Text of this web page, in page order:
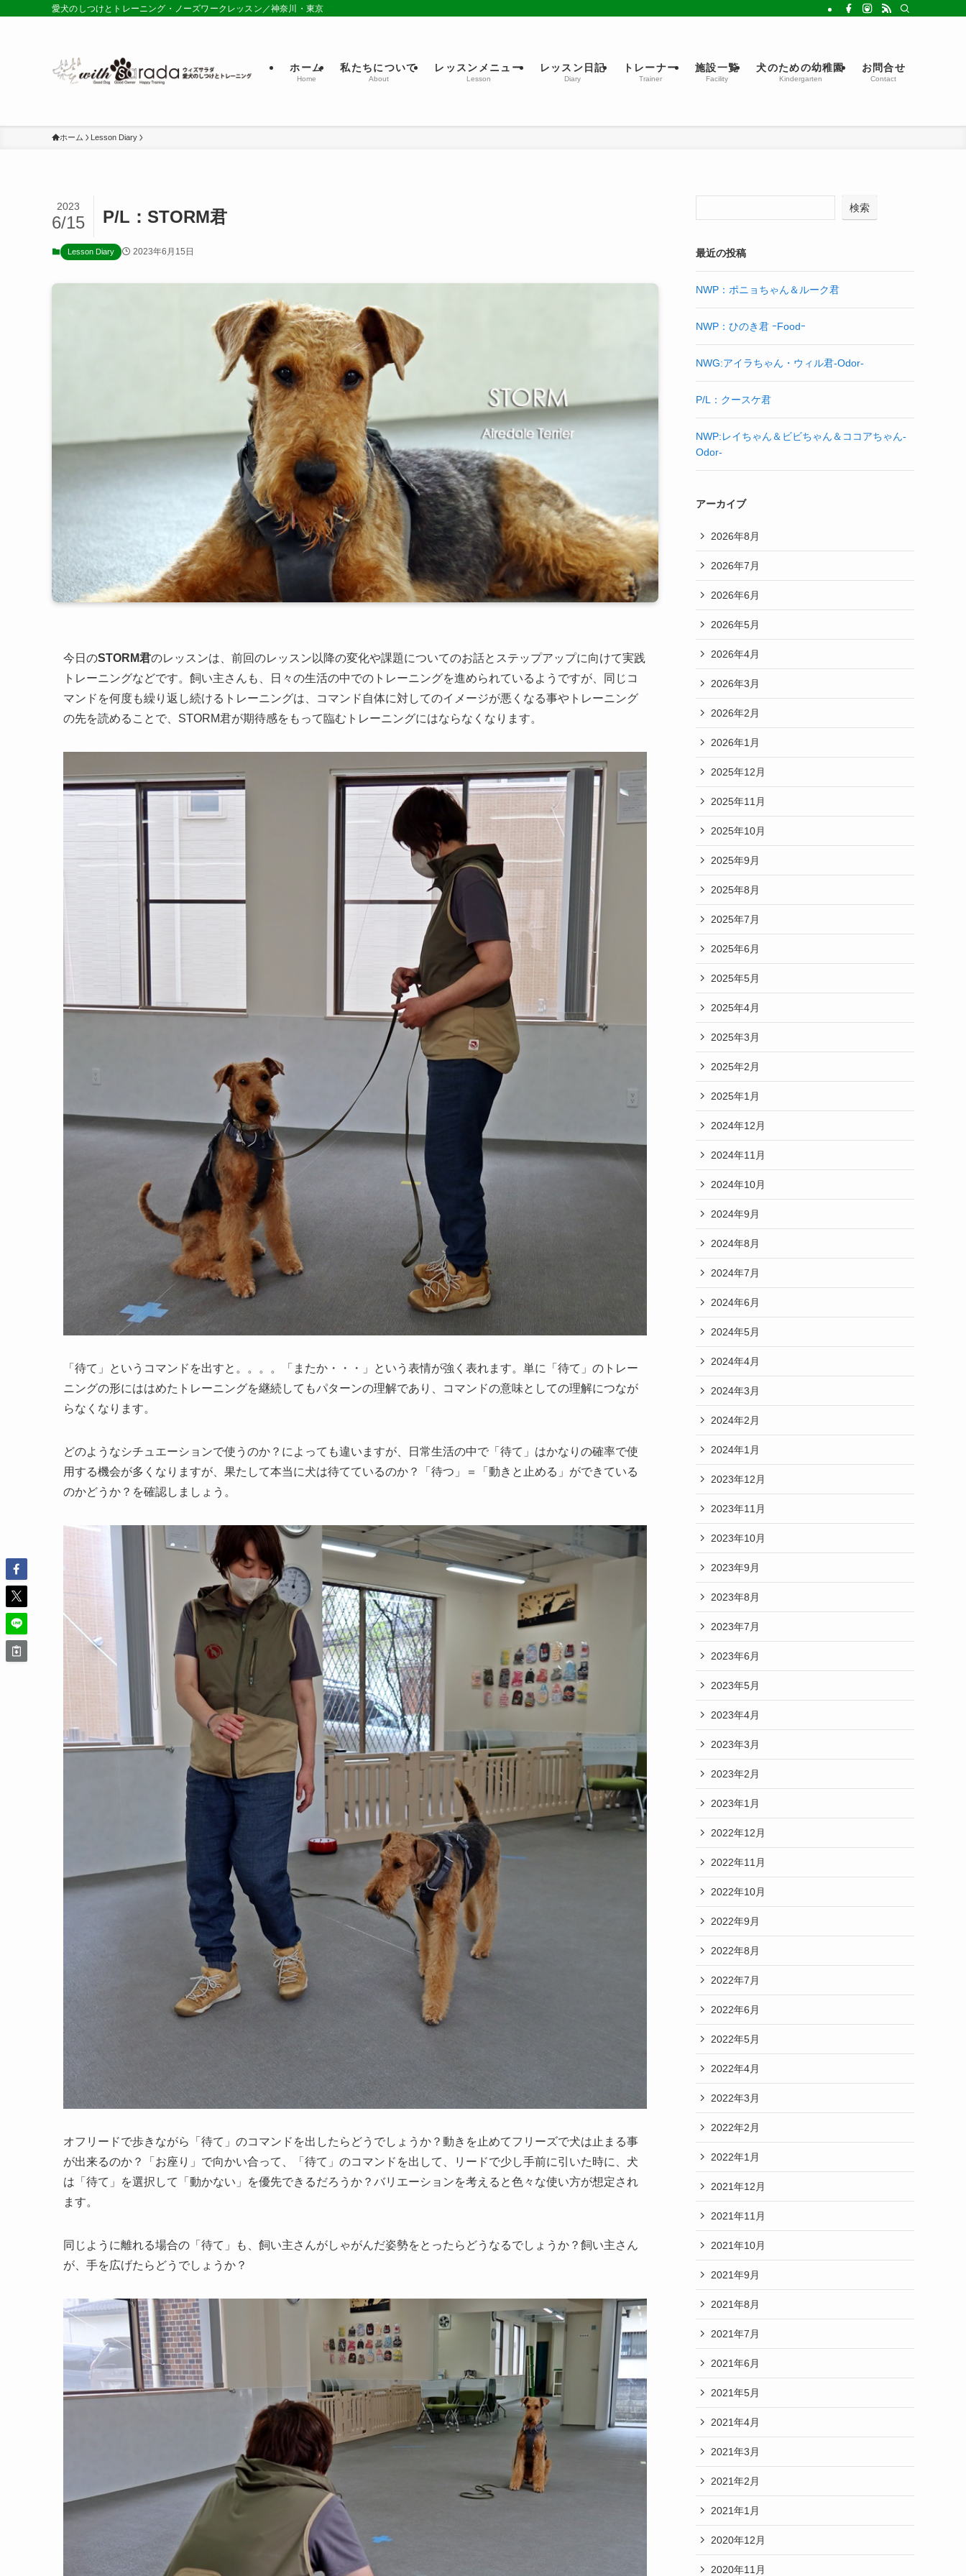
愛犬のしつけとトレーニング・ノーズワークレッスン／神奈川・東京
ホーム
Home
私たちについて
About
レッスンメニュー
Lesson
レッスン日記
Diary
トレーナー
Trainer
施設一覧
Facility
犬のための幼稚園
Kindergarten
お問合せ
Contact
ホーム Lesson Diary
P/L：STORM君
2023
6/15
Lesson Diary 2023年6月15日
今日のSTORM君のレッスンは、前回のレッスン以降の変化や課題についてのお話とステップアップに向けて実践
トレーニングなどです。飼い主さんも、日々の生活の中でのトレーニングを進められているようですが、同じコ
マンドを何度も繰り返し続けるトレーニングは、コマンド自体に対してのイメージが悪くなる事やトレーニング
の先を読めることで、STORM君が期待感をもって臨むトレーニングにはならなくなります。
「待て」というコマンドを出すと。。。。「またか・・・」という表情が強く表れます。単に「待て」のトレー
ニングの形にははめたトレーニングを継続してもパターンの理解であり、コマンドの意味としての理解につなが
らなくなります。
どのようなシチュエーションで使うのか？によっても違いますが、日常生活の中で「待て」はかなりの確率で使
用する機会が多くなりますが、果たして本当に犬は待てているのか？「待つ」＝「動きと止める」ができている
のかどうか？を確認しましょう。
オフリードで歩きながら「待て」のコマンドを出したらどうでしょうか？動きを止めてフリーズで犬は止まる事
が出来るのか？「お座り」で向かい合って、「待て」のコマンドを出して、リードで少し手前に引いた時に、犬
は「待て」を選択して「動かない」を優先できるだろうか？バリエーションを考えると色々な使い方が想定され
ます。
同じように離れる場合の「待て」も、飼い主さんがしゃがんだ姿勢をとったらどうなるでしょうか？飼い主さん
が、手を広げたらどうでしょうか？
検索
最近の投稿
NWP：ポニョちゃん＆ルーク君
NWP：ひのき君 ｰFoodｰ
NWG:アイラちゃん・ウィル君-Odor-
P/L：クースケ君
NWP:レイちゃん＆ビビちゃん＆ココアちゃん-
Odor-
アーカイブ
2026年8月
2026年7月
2026年6月
2026年5月
2026年4月
2026年3月
2026年2月
2026年1月
2025年12月
2025年11月
2025年10月
2025年9月
2025年8月
2025年7月
2025年6月
2025年5月
2025年4月
2025年3月
2025年2月
2025年1月
2024年12月
2024年11月
2024年10月
2024年9月
2024年8月
2024年7月
2024年6月
2024年5月
2024年4月
2024年3月
2024年2月
2024年1月
2023年12月
2023年11月
2023年10月
2023年9月
2023年8月
2023年7月
2023年6月
2023年5月
2023年4月
2023年3月
2023年2月
2023年1月
2022年12月
2022年11月
2022年10月
2022年9月
2022年8月
2022年7月
2022年6月
2022年5月
2022年4月
2022年3月
2022年2月
2022年1月
2021年12月
2021年11月
2021年10月
2021年9月
2021年8月
2021年7月
2021年6月
2021年5月
2021年4月
2021年3月
2021年2月
2021年1月
2020年12月
2020年11月